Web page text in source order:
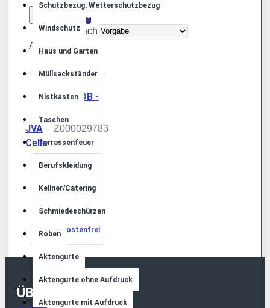
Schutzbezug, Wetterschutzbezug
Windschutz
Haus und Garten
Müllsackständer
Nistkästen
Taschen
Terrassenfeuer
Berufskleidung
Kellner/Catering
Schmiedeschürzen
Roben
Aktengurte
Aktengurte ohne Aufdruck
Aktengurte mit Aufdruck
0
Sortieren nach
Anzeige
JVA
Celle
Z000029783
GRILL HUSTEDT
Versandkostenfrei
ÜBER UNS